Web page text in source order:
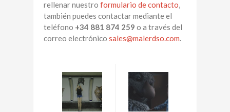
rellenar nuestro formulario de contacto,
también puedes contactar mediante el
teléfono +34 881 874 259 o a través del
correo electrónico sales@malerdso.com.